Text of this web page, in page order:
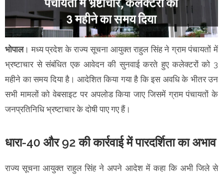
भोपाल। मध्य प्रदेश के राज्य सूचना आयुक्त राहुल सिंह ने ग्राम पंचायतों में
भ्रष्टाचार से संबंधित एक आवेदन की सुनवाई करते हुए कलेक्टरों को 3
महीने का समय दिया है। आदेशित किया गया है कि इस अवधि के भीतर उन
सभी मामलों को वेबसाइट पर अपलोड किया जाए जिसमें ग्राम पंचायतों के
जनप्रतिनिधि भ्रष्टाचार के दोषी पाए गए हैं।
धारा-40 और 92 की कार्रवाई में पारदर्शिता का अभाव
राज्य सूचना आयुक्त राहुल सिंह ने अपने आदेश में कहा कि अभी जिले से